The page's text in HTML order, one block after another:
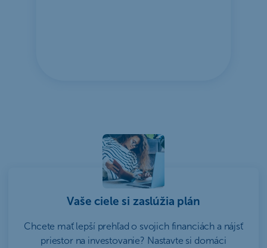
Vaše ciele si zaslúžia plán
Chcete mať lepší prehľad o svojich financiách a nájsť
priestor na investovanie? Nastavte si domáci